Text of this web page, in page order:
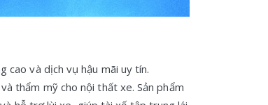
cao và dịch vụ hậu mãi uy tín.
thẩm mỹ cho nội thất xe. Sản phẩm